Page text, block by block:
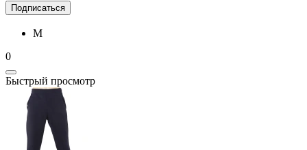
Подписаться
M
0
Быстрый просмотр